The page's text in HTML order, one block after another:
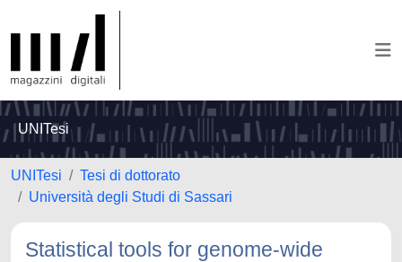
UNITesi
UNITesi
Tesi di dottorato
Università degli Studi di Sassari
Statistical tools for genome-wide